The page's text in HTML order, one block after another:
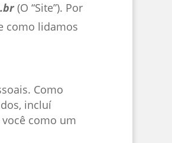
(O “Site”). Por
como lidamos
Como
incluí
como um